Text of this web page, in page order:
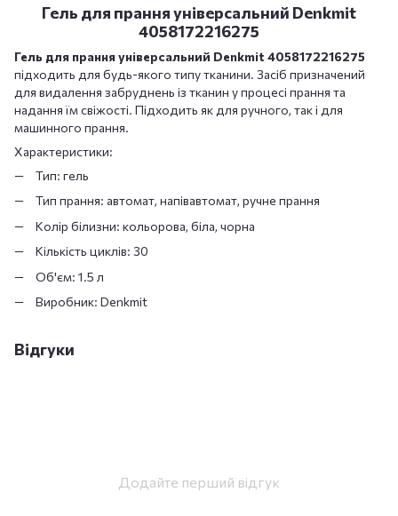
Гель для прання універсальний Denkmit
4058172216275
Гель для прання універсальний Denkmit 4058172216275
підходить для будь-якого типу тканини. Засіб призначений
для видалення забруднень із тканин у процесі прання та
надання їм свіжості. Підходить як для ручного, так і для
машинного прання.
Характеристики:
Тип: гель
Тип прання: автомат, напівавтомат, ручне прання
Колір білизни: кольорова, біла, чорна
Кількість циклів: 30
Об'єм: 1.5 л
Виробник: Denkmit
Відгуки
Додайте перший відгук